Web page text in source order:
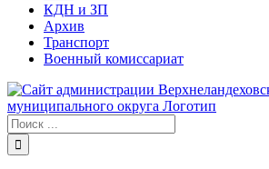
КДН и ЗП
Архив
Транспорт
Военный комиссариат
Результат
поиска: